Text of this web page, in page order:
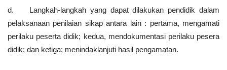
d. Langkah-langkah yang dapat dilakukan pendidik dalam
pelaksanaan penilaian sikap antara lain : pertama, mengamati
perilaku peserta didik; kedua, mendokumentasi perilaku pesera
didik; dan ketiga; menindaklanjuti hasil pengamatan.